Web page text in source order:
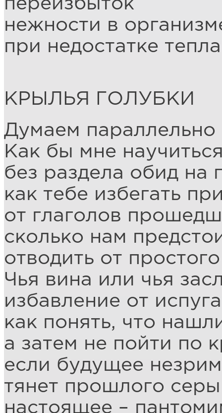
переизбыток
нежности в
при недостатке
КРЫЛЬЯ ГОЛУБКИ
Думаем параллельно
Как бы мне
без раздела обид на
как тебе избегать
от глаголов
сколько нам
отводить от
Чья вина или чья
избавление от
как понять, что
а затем не пойти по
если будущее
тянет прошлого
настоящее –